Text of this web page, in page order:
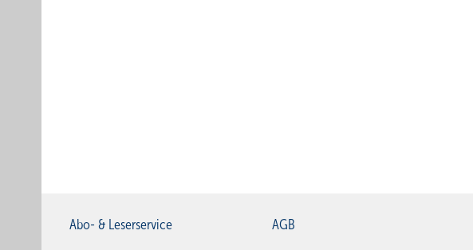
Abo- & Leserservice AGB